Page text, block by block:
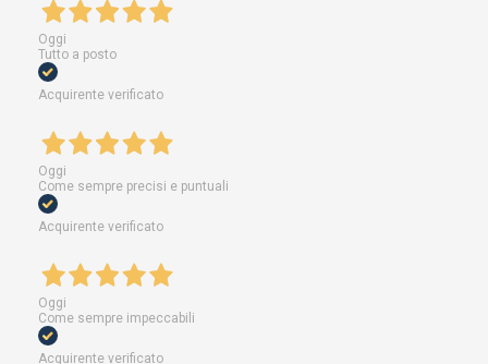
Oggi
Tutto a posto
Acquirente verificato
Oggi
Come sempre precisi e puntuali
Acquirente verificato
Oggi
Come sempre impeccabili
Acquirente verificato